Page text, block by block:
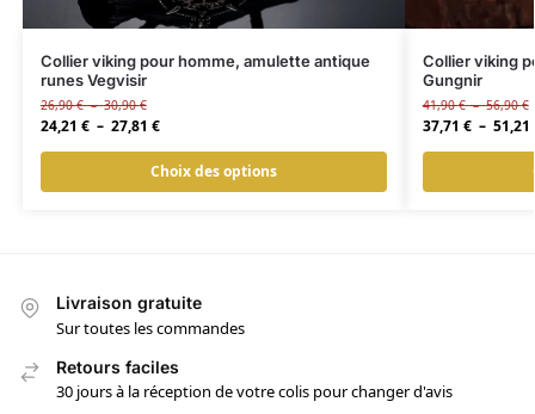
Collier viking pour homme, amulette antique
runes Vegvisir
26,90€ – 30,90€
24,21 € – 27,81 €
Choix des options
Collier viking
Gungnir
41,90€ – 56,90€
37,71 € – 51,21
Livraison gratuite
Sur toutes les commandes
Retours faciles
30 jours à la réception de votre colis pour changer d'avis